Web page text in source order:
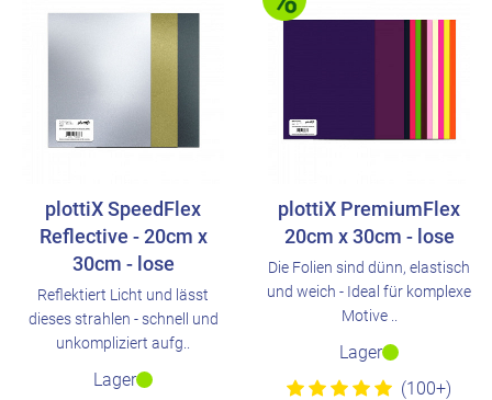
plottiX SpeedFlex
Reflective - 20cm x
30cm - lose
Reflektiert Licht und lässt
dieses strahlen - schnell und
unkompliziert aufg..
Lager
plottiX PremiumFlex
20cm x 30cm - lose
Die Folien sind dünn, elastisch
und weich - Ideal für komplexe
Motive ..
Lager
(100+)